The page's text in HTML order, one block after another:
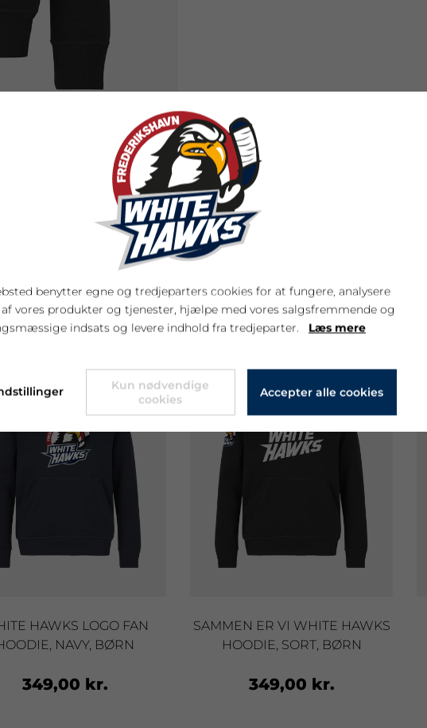
HAWKS LOGO FAN
NAVY, BØRN
349,00 kr.
SAMMEN ER VI WHITE HAWKS
HOODIE, SORT, BØRN
349,00 kr.
benytter egne og tredjeparters cookies for at fungere, analysere
vores produkter og tjenester, hjælpe med vores salgsfremmende og
indsats og levere indhold fra tredjeparter. Læs mere
Kun nødvendige
cookies
Accepter alle cookies